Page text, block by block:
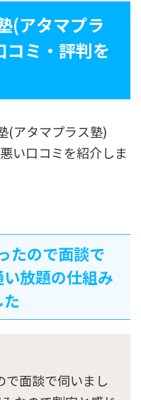
(アタマプラ
コミ・評判を
(アタマプラス塾)
い口コミを紹介しま
たので面談で
放題の仕組み
で面談で伺いまし